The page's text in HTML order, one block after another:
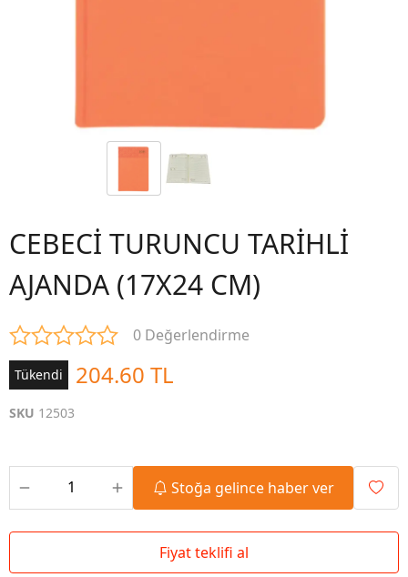
CEBECİ TURUNCU TARİHLİ
AJANDA (17X24 CM)
0 Değerlendirme
Tükendi 204.60 TL
SKU 12503
Stoğa gelince haber ver
Fiyat teklifi al